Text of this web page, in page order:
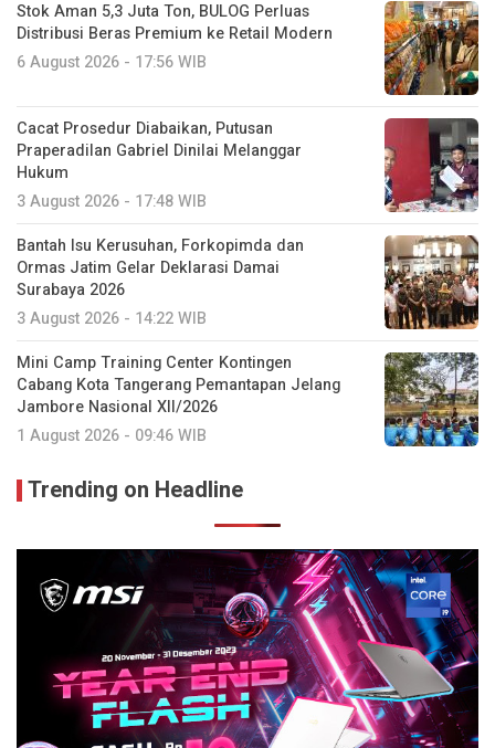
Stok Aman 5,3 Juta Ton, BULOG Perluas
Distribusi Beras Premium ke Retail Modern
6 August 2026 - 17:56 WIB
Cacat Prosedur Diabaikan, Putusan
Praperadilan Gabriel Dinilai Melanggar
Hukum
3 August 2026 - 17:48 WIB
Bantah Isu Kerusuhan, Forkopimda dan
Ormas Jatim Gelar Deklarasi Damai
Surabaya 2026
3 August 2026 - 14:22 WIB
Mini Camp Training Center Kontingen
Cabang Kota Tangerang Pemantapan Jelang
Jambore Nasional XII/2026
1 August 2026 - 09:46 WIB
Trending on Headline